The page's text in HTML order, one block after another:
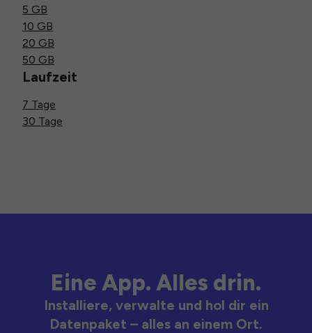
5 GB
10 GB
20 GB
50 GB
Laufzeit
7 Tage
30 Tage
Eine App. Alles drin.
Installiere, verwalte und hol dir ein
Datenpaket – alles an einem Ort.